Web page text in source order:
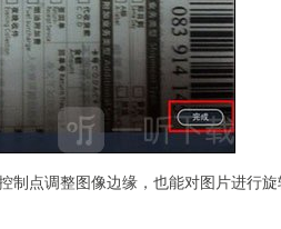
制点调整图像边缘，也能对图片进行